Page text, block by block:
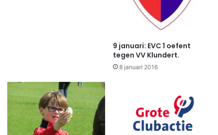
9 januari: EVC 1 oefent
tegen VV Klundert.
8 januari 2016